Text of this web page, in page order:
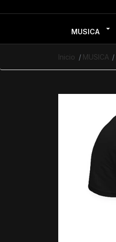
MUSICA
Inicio MUSICA